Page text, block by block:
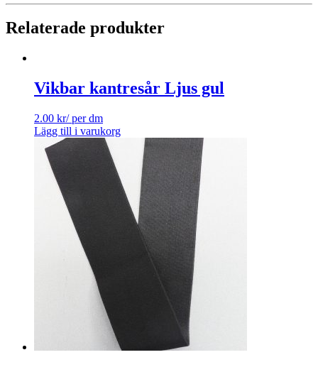
Relaterade produkter
Vikbar kantresår Ljus gul
2.00 kr/ per dm
Lägg till i varukorg